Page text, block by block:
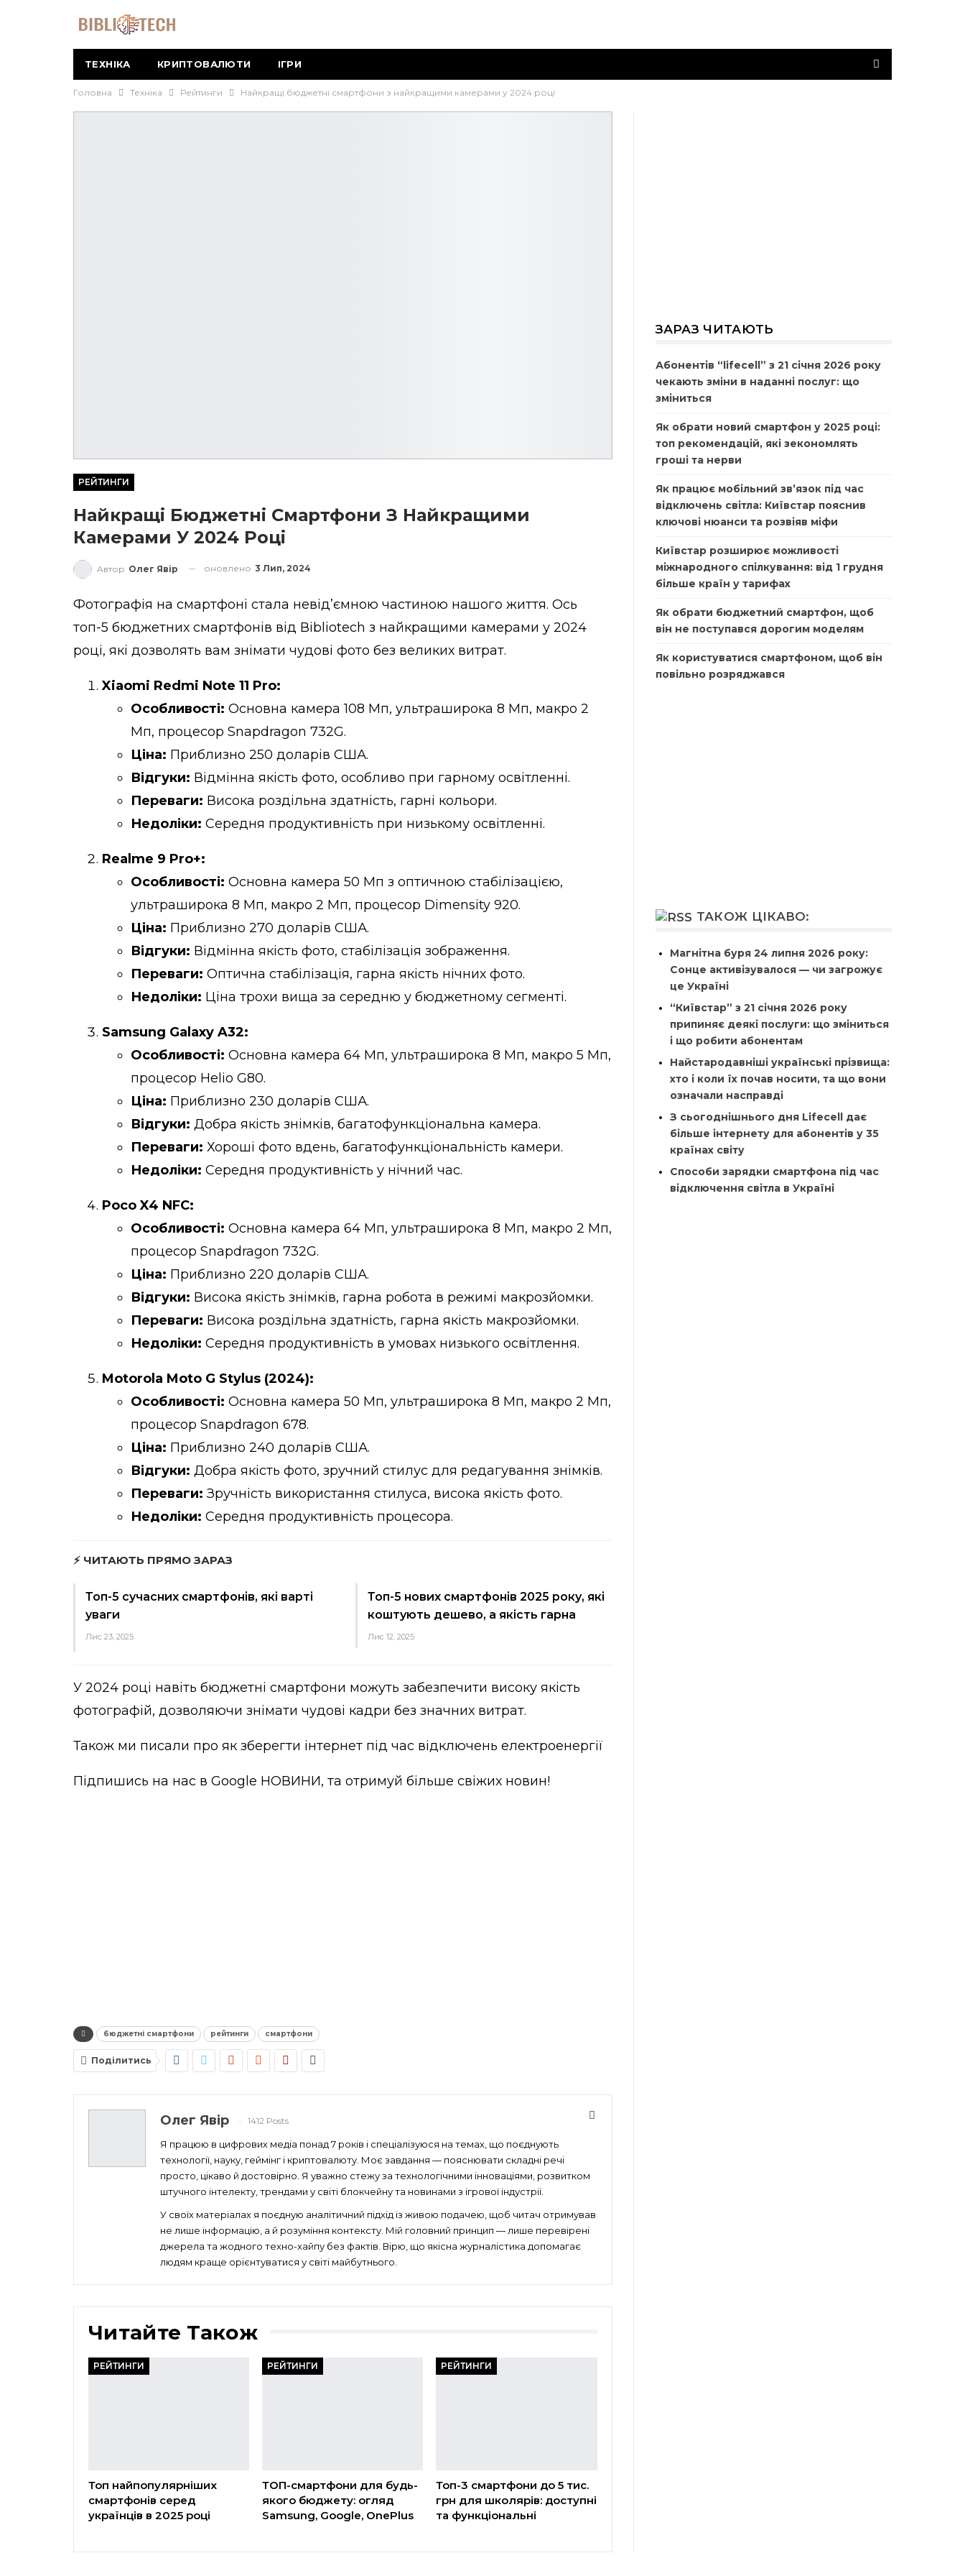
ТЕХНІКА КРИПТОВАЛЮТИ ІГРИ
Головна Техніка Рейтинги Найкращі бюджетні смартфони з найкращими камерами у 2024 році
РЕЙТИНГИ
Найкращі Бюджетні Смартфони З Найкращими
Камерами У 2024 Році
Автор Олег Явір оновлено 3 Лип, 2024
Фотографія на смартфоні стала невід’ємною частиною нашого життя. Ось
топ-5 бюджетних смартфонів від Вibliotech з найкращими камерами у 2024
році, які дозволять вам знімати чудові фото без великих витрат.
Xiaomi Redmi Note 11 Pro:
Особливості: Основна камера 108 Мп, ультраширока 8 Мп, макро 2
Мп, процесор Snapdragon 732G.
Ціна: Приблизно 250 доларів США.
Відгуки: Відмінна якість фото, особливо при гарному освітленні.
Переваги: Висока роздільна здатність, гарні кольори.
Недоліки: Середня продуктивність при низькому освітленні.
Realme 9 Pro+:
Особливості: Основна камера 50 Мп з оптичною стабілізацією,
ультраширока 8 Мп, макро 2 Мп, процесор Dimensity 920.
Ціна: Приблизно 270 доларів США.
Відгуки: Відмінна якість фото, стабілізація зображення.
Переваги: Оптична стабілізація, гарна якість нічних фото.
Недоліки: Ціна трохи вища за середню у бюджетному сегменті.
Samsung Galaxy A32:
Особливості: Основна камера 64 Мп, ультраширока 8 Мп, макро 5 Мп,
процесор Helio G80.
Ціна: Приблизно 230 доларів США.
Відгуки: Добра якість знімків, багатофункціональна камера.
Переваги: Хороші фото вдень, багатофункціональність камери.
Недоліки: Середня продуктивність у нічний час.
Poco X4 NFC:
Особливості: Основна камера 64 Мп, ультраширока 8 Мп, макро 2 Мп,
процесор Snapdragon 732G.
Ціна: Приблизно 220 доларів США.
Відгуки: Висока якість знімків, гарна робота в режимі макрозйомки.
Переваги: Висока роздільна здатність, гарна якість макрозйомки.
Недоліки: Середня продуктивність в умовах низького освітлення.
Motorola Moto G Stylus (2024):
Особливості: Основна камера 50 Мп, ультраширока 8 Мп, макро 2 Мп,
процесор Snapdragon 678.
Ціна: Приблизно 240 доларів США.
Відгуки: Добра якість фото, зручний стилус для редагування знімків.
Переваги: Зручність використання стилуса, висока якість фото.
Недоліки: Середня продуктивність процесора.
⚡ ЧИТАЮТЬ ПРЯМО ЗАРАЗ
Топ-5 сучасних смартфонів, які варті
уваги
Лис 23, 2025
Топ-5 нових смартфонів 2025 року, які
коштують дешево, а якість гарна
Лис 12, 2025
У 2024 році навіть бюджетні смартфони можуть забезпечити високу якість
фотографій, дозволяючи знімати чудові кадри без значних витрат.
Також ми писали про як зберегти інтернет під час відключень електроенергії
Підпишись на нас в Google НОВИНИ, та отримуй більше свіжих новин!
бюджетні смартфони рейтинги смартфони
Поділитись
Олег Явір 1412 Posts
Я працюю в цифрових медіа понад 7 років і спеціалізуюся на темах, що поєднують
технології, науку, геймінг і криптовалюту. Моє завдання — пояснювати складні речі
просто, цікаво й достовірно. Я уважно стежу за технологічними інноваціями, розвитком
штучного інтелекту, трендами у світі блокчейну та новинами з ігрової індустрії.
У своїх матеріалах я поєдную аналітичний підхід із живою подачею, щоб читач отримував
не лише інформацію, а й розуміння контексту. Мій головний принцип — лише перевірені
джерела та жодного техно-хайпу без фактів. Вірю, що якісна журналістика допомагає
людям краще орієнтуватися у світі майбутнього.
Читайте Також
РЕЙТИНГИ
Топ найпопулярніших
смартфонів серед
українців в 2025 році
РЕЙТИНГИ
ТОП-смартфони для будь-
якого бюджету: огляд
Samsung, Google, OnePlus
РЕЙТИНГИ
Топ-3 смартфони до 5 тис.
грн для школярів: доступні
та функціональні
ЗАРАЗ ЧИТАЮТЬ
Абонентів “lifecell” з 21 січня 2026 року
чекають зміни в наданні послуг: що
зміниться
Як обрати новий смартфон у 2025 році:
топ рекомендацій, які зекономлять
гроші та нерви
Як працює мобільний зв’язок під час
відключень світла: Київстар пояснив
ключові нюанси та розвіяв міфи
Київстар розширює можливості
міжнародного спілкування: від 1 грудня
більше країн у тарифах
Як обрати бюджетний смартфон, щоб
він не поступався дорогим моделям
Як користуватися смартфоном, щоб він
повільно розряджався
ТАКОЖ ЦІКАВО:
Магнітна буря 24 липня 2026 року:
Сонце активізувалося — чи загрожує
це Україні
“Київстар” з 21 січня 2026 року
припиняє деякі послуги: що зміниться
і що робити абонентам
Найстародавніші українські прізвища:
хто і коли їх почав носити, та що вони
означали насправді
З сьогоднішнього дня Lifecell дає
більше інтернету для абонентів у 35
країнах світу
Способи зарядки смартфона під час
відключення світла в Україні